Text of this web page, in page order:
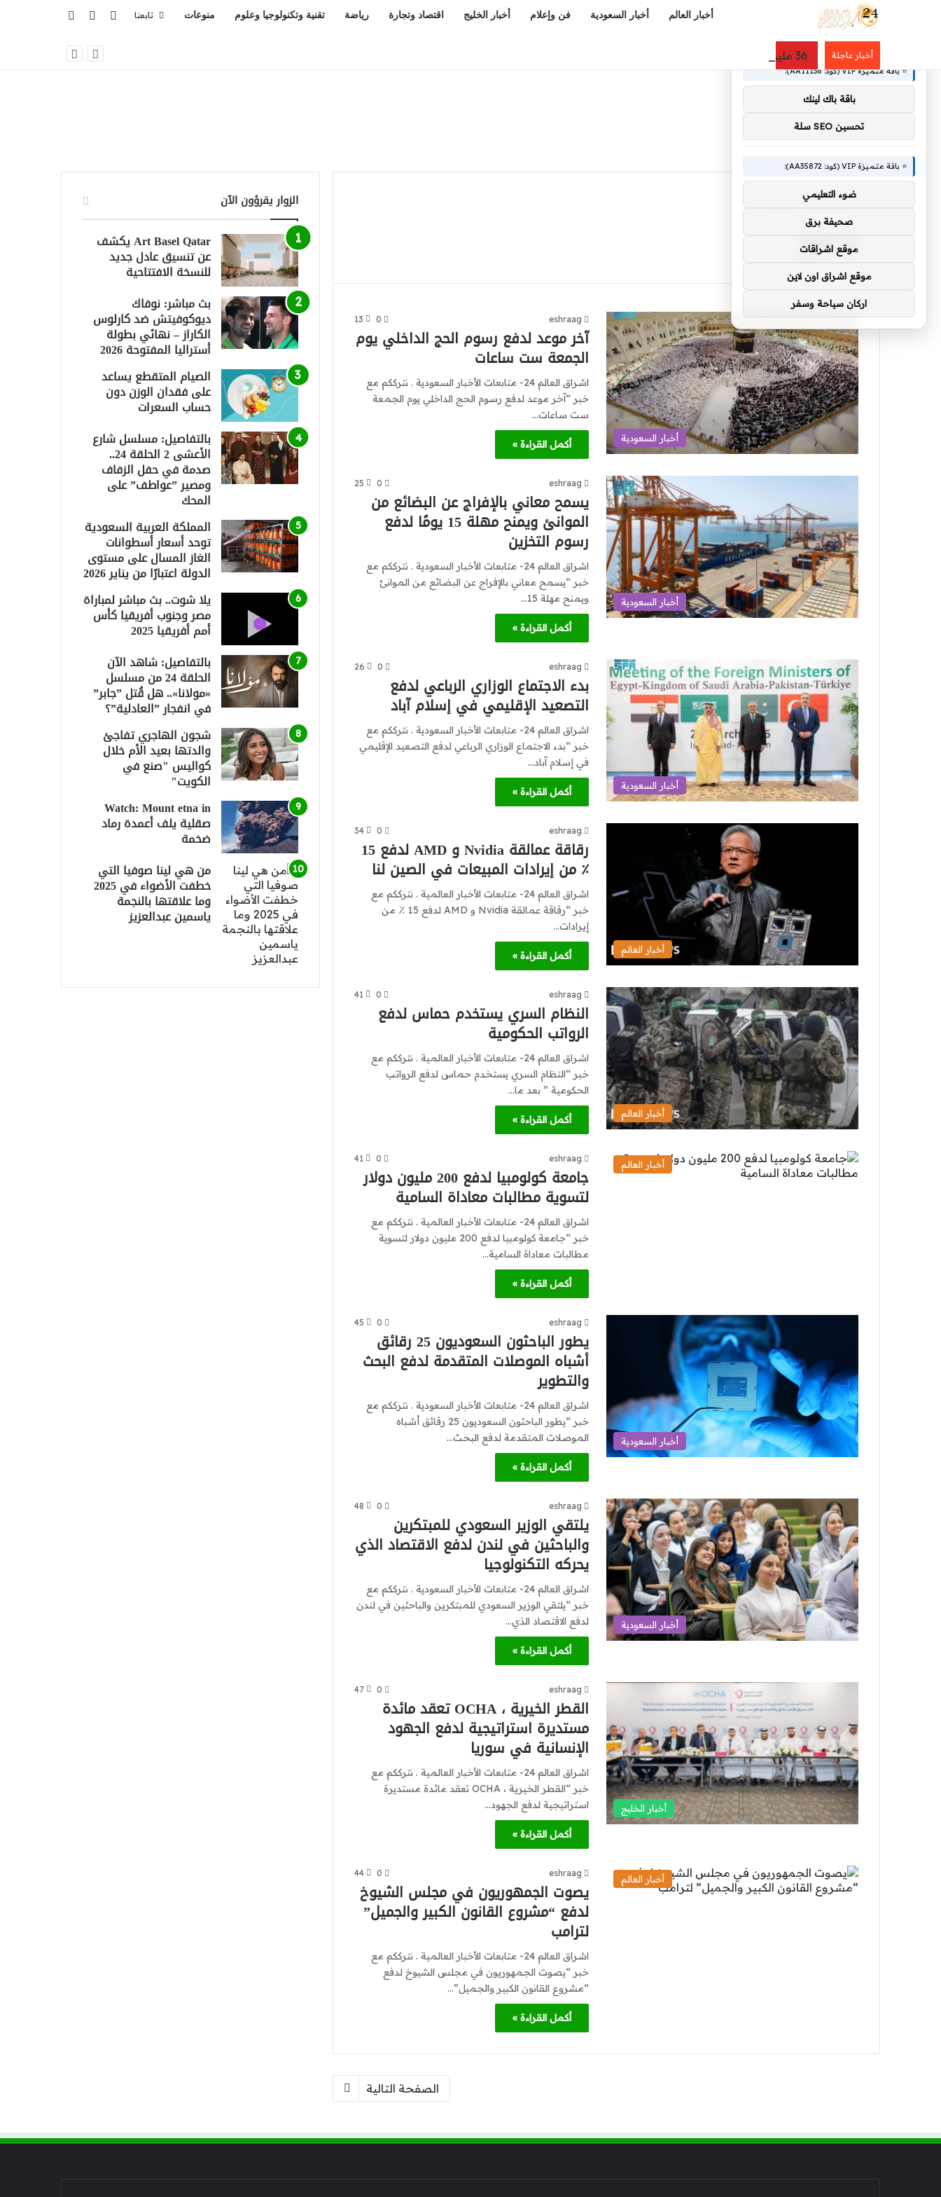
أخبار العالم أخبار السعودية فن وإعلام أخبار الخليج اقتصاد وتجارة رياضة تقنية وتكنولوجيا وعلوم منوعات تابعنا تسجيل الدخول
إضافة عمود
أخبار عاجلة 36 مليون فنجان كل يوم.. تقرير: السعودية ثانية العرب في استهلاك القهوة وسوقها يتجه نحو 40 مليار ريال
الرئيسية/
لدفع
أخبار السعودية
eshraag
0
13
آخر موعد لدفع رسوم الحج الداخلي يوم
الجمعة ست ساعات
اشراق العالم 24- متابعات الأخبار السعودية . نترككم مع
خبر “آخر موعد لدفع رسوم الحج الداخلي يوم الجمعة
ست ساعات…
أكمل القراءة »
أخبار السعودية
eshraag
0
25
يسمح معاني بالإفراج عن البضائع من
الموانئ ويمنح مهلة 15 يومًا لدفع
رسوم التخزين
اشراق العالم 24- متابعات الأخبار السعودية . نترككم مع
خبر “يسمح معاني بالإفراج عن البضائع من الموانئ
ويمنح مهلة 15…
أكمل القراءة »
أخبار السعودية
eshraag
0
26
بدء الاجتماع الوزاري الرباعي لدفع
التصعيد الإقليمي في إسلام آباد
اشراق العالم 24- متابعات الأخبار السعودية . نترككم مع
خبر “بدء الاجتماع الوزاري الرباعي لدفع التصعيد الإقليمي
في إسلام آباد…
أكمل القراءة »
أخبار العالم
eshraag
0
34
رقاقة عمالقة Nvidia و AMD لدفع 15
٪ من إيرادات المبيعات في الصين لنا
اشراق العالم 24- متابعات الأخبار العالمية . نترككم مع
خبر “رقاقة عمالقة Nvidia و AMD لدفع 15 ٪ من
إيرادات…
أكمل القراءة »
أخبار العالم
eshraag
0
41
النظام السري يستخدم حماس لدفع
الرواتب الحكومية
اشراق العالم 24- متابعات الأخبار العالمية . نترككم مع
خبر “النظام السري يستخدم حماس لدفع الرواتب
الحكومية ” بعد ما…
أكمل القراءة »
أخبار العالم
eshraag
0
41
جامعة كولومبيا لدفع 200 مليون دولار
لتسوية مطالبات معاداة السامية
اشراق العالم 24- متابعات الأخبار العالمية . نترككم مع
خبر “جامعة كولومبيا لدفع 200 مليون دولار لتسوية
مطالبات معاداة السامية…
أكمل القراءة »
أخبار السعودية
eshraag
0
45
يطور الباحثون السعوديون 25 رقائق
أشباه الموصلات المتقدمة لدفع البحث
والتطوير
اشراق العالم 24- متابعات الأخبار السعودية . نترككم مع
خبر “يطور الباحثون السعوديون 25 رقائق أشباه
الموصلات المتقدمة لدفع البحث…
أكمل القراءة »
أخبار السعودية
eshraag
0
48
يلتقي الوزير السعودي للمبتكرين
والباحثين في لندن لدفع الاقتصاد الذي
يحركه التكنولوجيا
اشراق العالم 24- متابعات الأخبار السعودية . نترككم مع
خبر “يلتقي الوزير السعودي للمبتكرين والباحثين في لندن
لدفع الاقتصاد الذي…
أكمل القراءة »
أخبار الخليج
eshraag
0
47
القطر الخيرية ، OCHA تعقد مائدة
مستديرة استراتيجية لدفع الجهود
الإنسانية في سوريا
اشراق العالم 24- متابعات الأخبار العالمية . نترككم مع
خبر “القطر الخيرية ، OCHA تعقد مائدة مستديرة
استراتيجية لدفع الجهود…
أكمل القراءة »
أخبار العالم
eshraag
0
44
يصوت الجمهوريون في مجلس الشيوخ
لدفع “مشروع القانون الكبير والجميل”
لترامب
اشراق العالم 24- متابعات الأخبار العالمية . نترككم مع
خبر “يصوت الجمهوريون في مجلس الشيوخ لدفع
“مشروع القانون الكبير والجميل”…
أكمل القراءة »
الصفحة التالية
الزوار يقرؤون الآن
Art Basel Qatar يكشف
عن تنسيق عادل جديد
للنسخة الافتتاحية
بث مباشر: نوفاك
ديوكوفيتش ضد كارلوس
الكاراز – نهائي بطولة
أستراليا المفتوحة 2026
الصيام المتقطع يساعد
على فقدان الوزن دون
حساب السعرات
بالتفاصيل: مسلسل شارع
الأعشى 2 الحلقة 24..
صدمة في حفل الزفاف
ومصير ”عواطف” على
المحك
المملكة العربية السعودية
توحد أسعار أسطوانات
الغاز المسال على مستوى
الدولة اعتبارًا من يناير 2026
يلا شوت.. بث مباشر لمباراة
مصر وجنوب أفريقيا كأس
أمم أفريقيا 2025
بالتفاصيل: شاهد الآن
الحلقة 24 من مسلسل
«مولانا».. هل قُتل ”جابر”
في انفجار ”العادلية”؟
شجون الهاجري تفاجئ
والدتها بعيد الأم خلال
كواليس "صنع في
الكويت"
Watch: Mount etna in
صقلية يلف أعمدة رماد
ضخمة
من هي لينا صوفيا التي
خطفت الأضواء في 2025
وما علاقتها بالنجمة
ياسمين عبدالعزيز
⭐ باقة متميزة VIP (كود: AA11138):
باقة باك لينك
تحسين SEO سلة
⭐ باقة متميزة VIP (كود: AA35872):
ضوء التعليمي
صحيفة برق
موقع اشراقات
موقع اشراق اون لاين
اركان سياحة وسفر